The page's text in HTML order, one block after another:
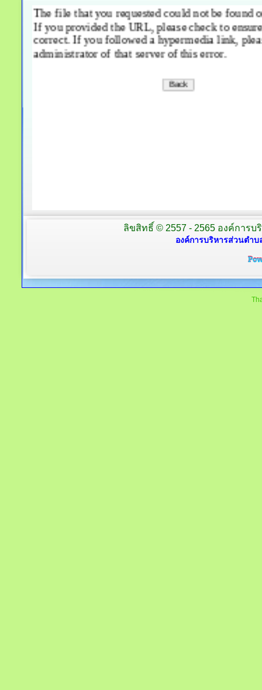
ลิขสิทธิ์ © 2557 - 2565 องค์การ
องค์การบริหารส่วนตำบ